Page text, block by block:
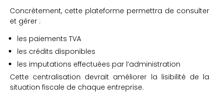
Concrètement, cette plateforme permettra de consulter
et gérer :
les paiements TVA
les crédits disponibles
les imputations effectuées par l’administration
Cette centralisation devrait améliorer la lisibilité de la
situation fiscale de chaque entreprise.